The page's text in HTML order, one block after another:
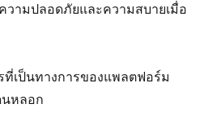
วามปลอดภัยและความสบายเมื่อ
เป็นทางการของแพลตฟอร์ม
นหลอก